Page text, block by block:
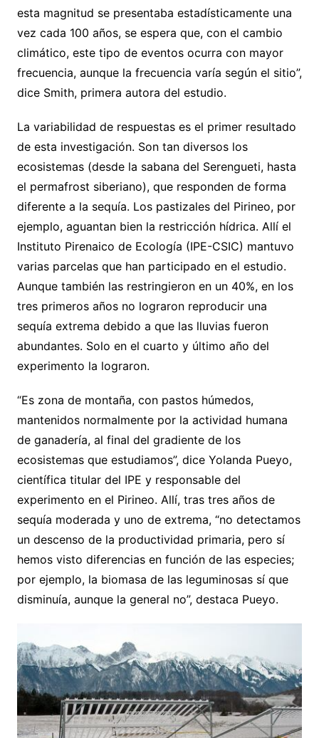
esta magnitud se presentaba estadísticamente una
vez cada 100 años, se espera que, con el cambio
climático, este tipo de eventos ocurra con mayor
frecuencia, aunque la frecuencia varía según el sitio”,
dice Smith, primera autora del estudio.
La variabilidad de respuestas es el primer resultado
de esta investigación. Son tan diversos los
ecosistemas (desde la sabana del Serengueti, hasta
el permafrost siberiano), que responden de forma
diferente a la sequía. Los pastizales del Pirineo, por
ejemplo, aguantan bien la restricción hídrica. Allí el
Instituto Pirenaico de Ecología (IPE-CSIC) mantuvo
varias parcelas que han participado en el estudio.
Aunque también las restringieron en un 40%, en los
tres primeros años no lograron reproducir una
sequía extrema debido a que las lluvias fueron
abundantes. Solo en el cuarto y último año del
experimento la lograron.
“Es zona de montaña, con pastos húmedos,
mantenidos normalmente por la actividad humana
de ganadería, al final del gradiente de los
ecosistemas que estudiamos”, dice Yolanda Pueyo,
científica titular del IPE y responsable del
experimento en el Pirineo. Allí, tras tres años de
sequía moderada y uno de extrema, “no detectamos
un descenso de la productividad primaria, pero sí
hemos visto diferencias en función de las especies;
por ejemplo, la biomasa de las leguminosas sí que
disminuía, aunque la general no”, destaca Pueyo.